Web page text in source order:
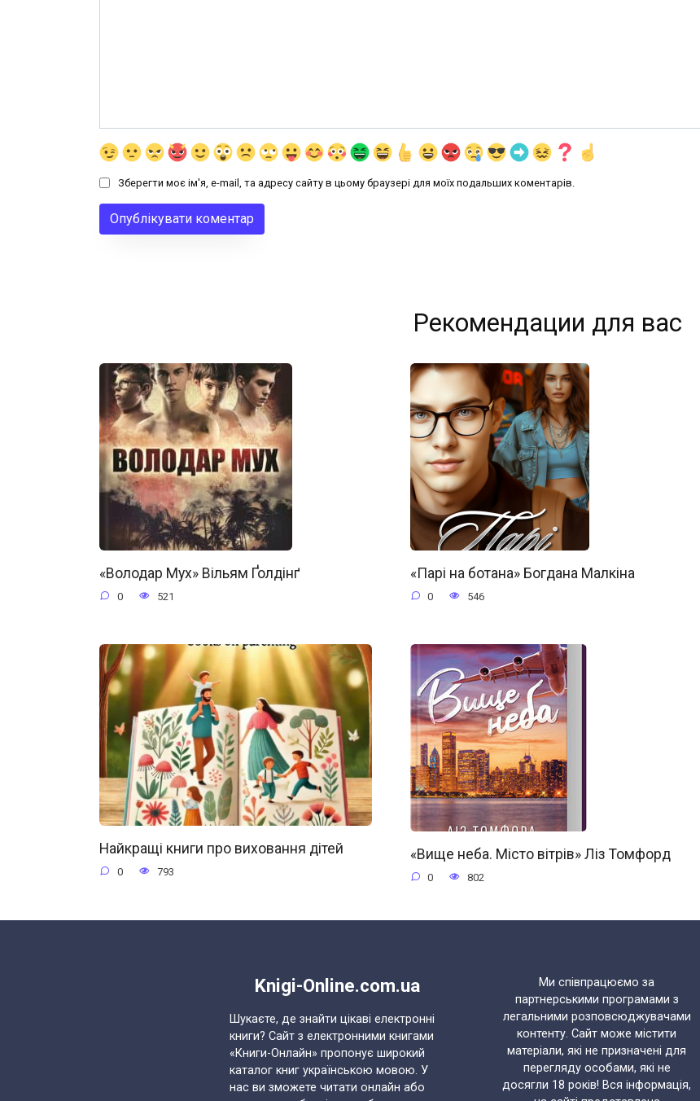
Зберегти моє ім'я, e-mail, та адресу сайту в цьому браузері для моїх подальших коментарів.
Рекомендации для вас
«Володар Мух» Вільям Ґолдінґ
0 521
«Парі на ботана» Богдана Малкіна
0 546
Найкращі книги про виховання дітей
0 793
«Вище неба. Місто вітрів» Ліз Томфорд
0 802
Knigi-Online.com.ua
Шукаєте, де знайти цікаві електронні
книги? Сайт з електронними книгами
«Книги-Онлайн» пропонує широкий
каталог книг українською мовою. У
нас ви зможете читати онлайн або
Ми співпрацюємо за
партнерськими програмами з
легальними розповсюджувачами
контенту. Сайт може містити
матеріали, які не призначені для
перегляду особами, які не
досягли 18 років! Вся інформація,